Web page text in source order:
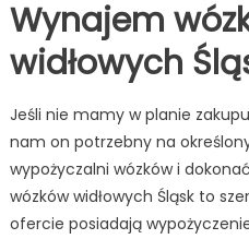
Wynajem
widłowych
Jeśli nie mamy w planie
nam on potrzebny na
wypożyczalni wózków i
wózków widłowych Śląsk to
ofercie posiadają